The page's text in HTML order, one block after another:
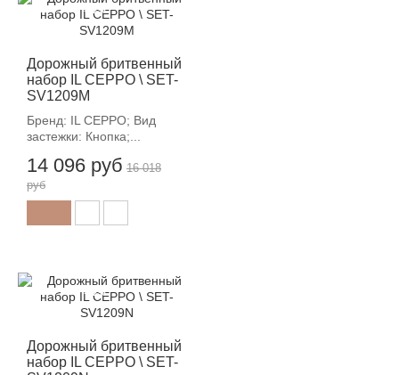
Дорожный бритвенный
набор IL CEPPO \ SET-
SV1209M
Бренд: IL CEPPO; Вид
застежки: Кнопка;...
14 096 руб
-12%
16 018
руб
Дорожный бритвенный
набор IL CEPPO \ SET-
-12%